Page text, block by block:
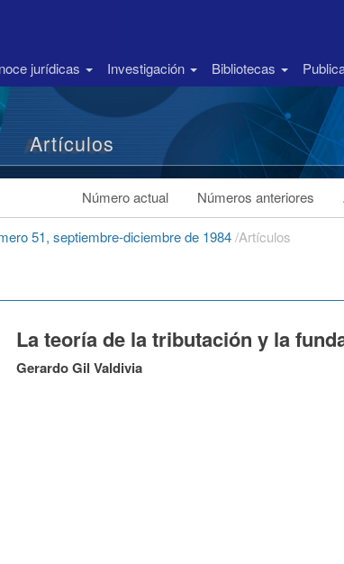
jurídicas Investigación Bibliotecas
Artículos
Número actual Números anteriores
51, septiembre-diciembre de 1984/Artículos
La teoría de la tributación y la
Gerardo Gil Valdivia